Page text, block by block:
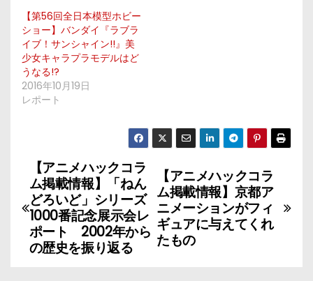
【第56回全日本模型ホビー
ショー】バンダイ『ラブラ
イブ！サンシャイン!!』美
少女キャラプラモデルはど
うなる!?
2016年10月19日
レポート
投
稿
ナ
ビ
【アニメハックコラ
ム掲載情報】京都ア
ニメーションがフィ
ギュアに与えてくれ
たもの
【アニメハックコラ
ム掲載情報】「ねん
どろいど」シリーズ
1000番記念展示会レ
ポート 2002年から
の歴史を振り返る